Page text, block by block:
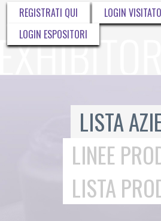
REGISTRATI QUI
LOGIN
LOGIN ESPOSITORI
LISTA
LINEE
LISTA